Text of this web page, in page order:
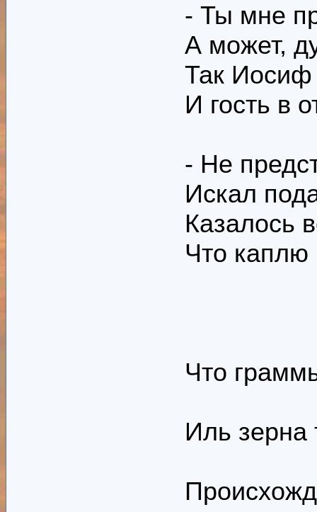
- Ты мне
А может,
Так Иосиф
И гость в
- Не
Искал
Казалось
Что каплю
Что
Иль зерна